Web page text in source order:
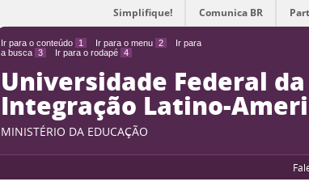
Ir para o conteúdo 1 Ir para o menu 2
Ir para
a busca 3 Ir para o rodapé 4
Simplifique! Comunica BR
Universidade Federal da
Integração Latino-
MINISTÉRIO DA EDUCAÇÃO